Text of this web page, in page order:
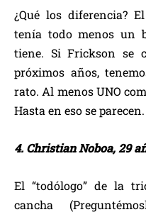
¿Qué los diferencia?
tenía todo menos un
tiene. Si Frickson se
próximos años,
rato. Al menos UNO
Hasta en eso se parecen.
4. Christian Noboa, 29
El “todólogo” de la
cancha